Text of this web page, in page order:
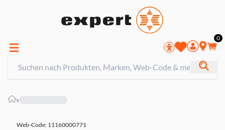
0
»
Web-Code: 11160000771